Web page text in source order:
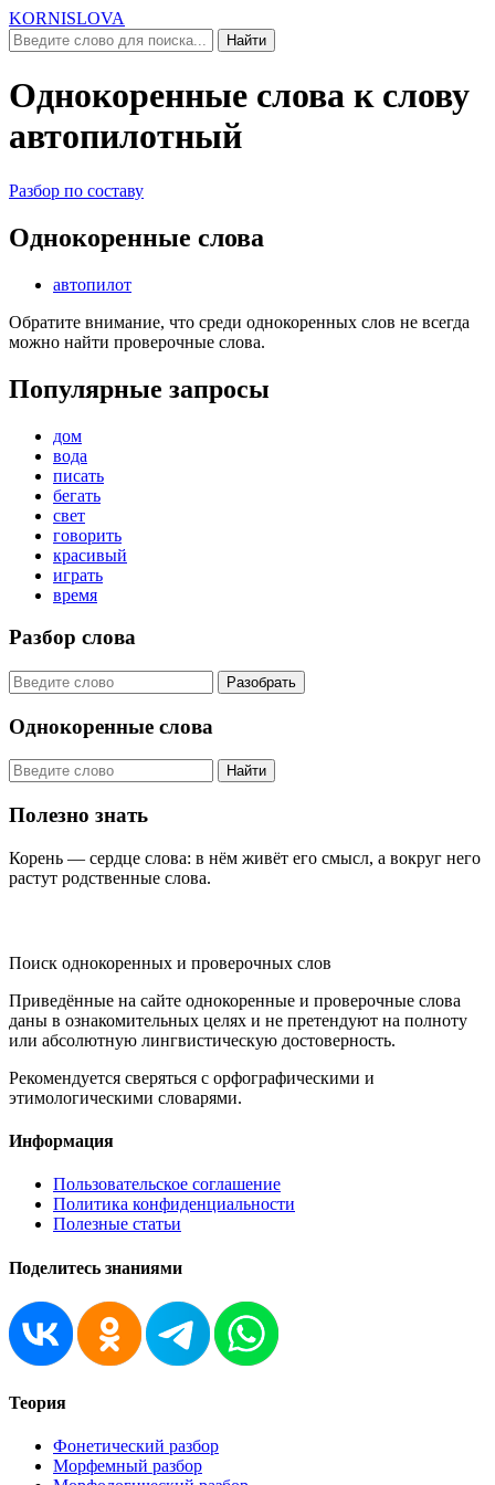
KORNISLOVA
Найти
Однокоренные слова к слову
автопилотный
Разбор по составу
Однокоренные слова
автопилот
Обратите внимание, что среди однокоренных слов не всегда
можно найти проверочные слова.
Популярные запросы
дом
вода
писать
бегать
свет
говорить
красивый
играть
время
Разбор слова
Разобрать
Однокоренные слова
Найти
Полезно знать
Корень — сердце слова: в нём живёт его смысл, а вокруг него
растут родственные слова.
Поиск однокоренных и проверочных слов
Приведённые на сайте однокоренные и проверочные слова
даны в ознакомительных целях и не претендуют на полноту
или абсолютную лингвистическую достоверность.
Рекомендуется сверяться с орфографическими и
этимологическими словарями.
Информация
Пользовательское соглашение
Политика конфиденциальности
Полезные статьи
Поделитесь знаниями
Теория
Фонетический разбор
Морфемный разбор